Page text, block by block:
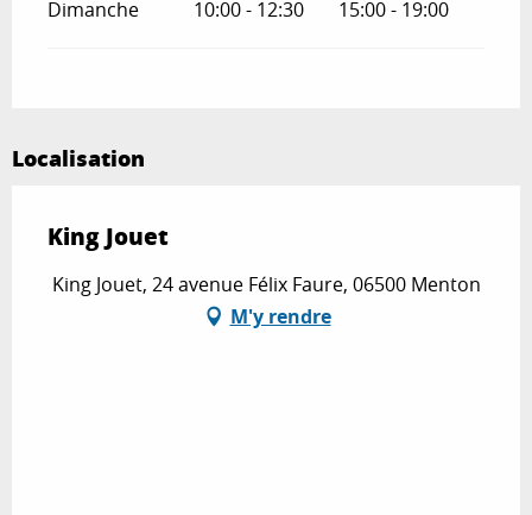
Dimanche 10:00 - 12:30 15:00 - 19:00
Localisation
King Jouet
King Jouet, 24 avenue Félix Faure, 06500 Menton
M'y rendre